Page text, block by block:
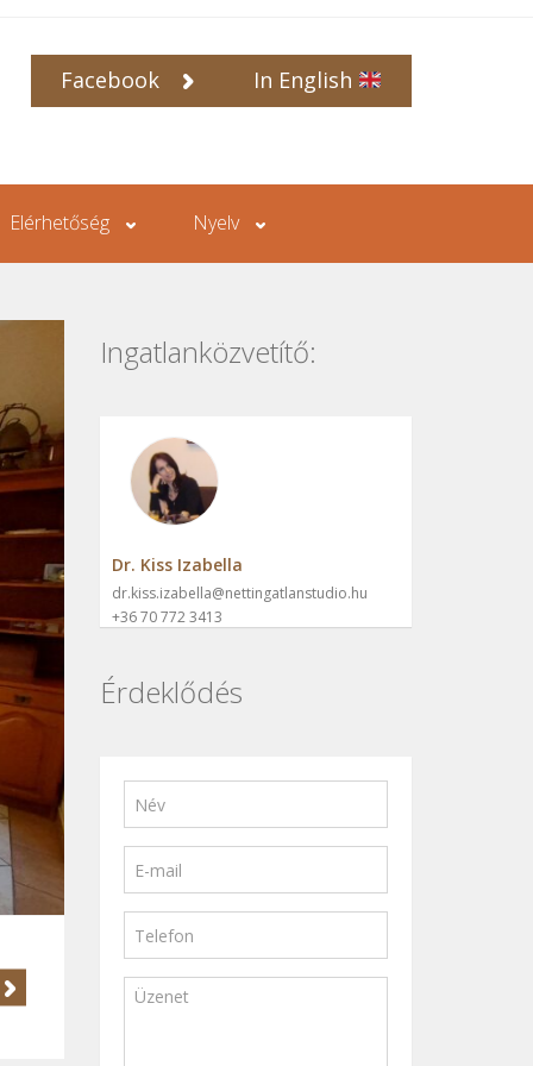
In English
Facebook
Elérhetőség Nyelv
Ingatlanközvetítő:
Dr. Kiss Izabella
dr.kiss.izabella@nettingatlanstudio.hu
+36 70 772 3413
Érdeklődés